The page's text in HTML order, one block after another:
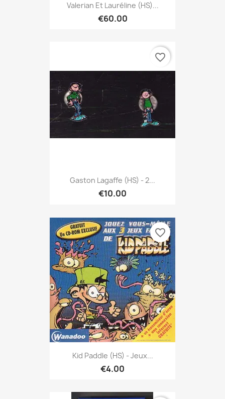
Valerian Et Lauréline (HS)...
€60.00
Gaston Lagaffe (HS) - 2...
€10.00
favorite_border
Kid Paddle (HS) - Jeux...
€4.00
favorite_border